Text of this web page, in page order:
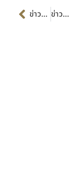
Prevข่าวก่อนหน้า ข่าวต่อไป